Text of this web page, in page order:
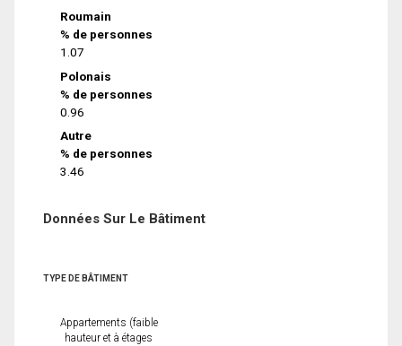
Roumain
% de personnes
1.07
Polonais
% de personnes
0.96
Autre
% de personnes
3.46
Données Sur Le Bâtiment
TYPE DE BÂTIMENT
Appartements (faible
hauteur et à étages